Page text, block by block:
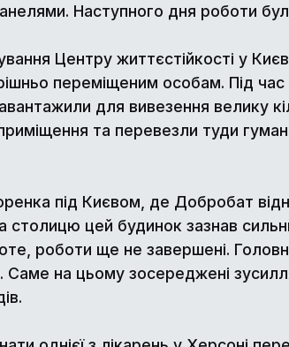
Наступного дня роботи
Центру життєстійкості у
переміщеним особам. Під час
для вивезення велику
та перевезли туди
під Києвом, де Добробат
столицю цей будинок зазнав
роботи ще не завершені.
Саме на цьому зосереджені